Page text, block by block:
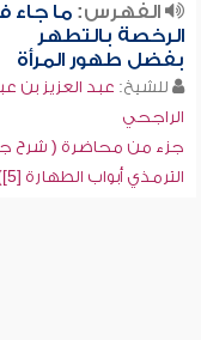
الفهرس:ما جاء
الرخصة بالتطهر
بفضل طهور المرأة
للشيخ: عبد العزيز بن
الراجحي
جزء من محاضرة ( شرح
الترمذي أبواب الطهارة [5])